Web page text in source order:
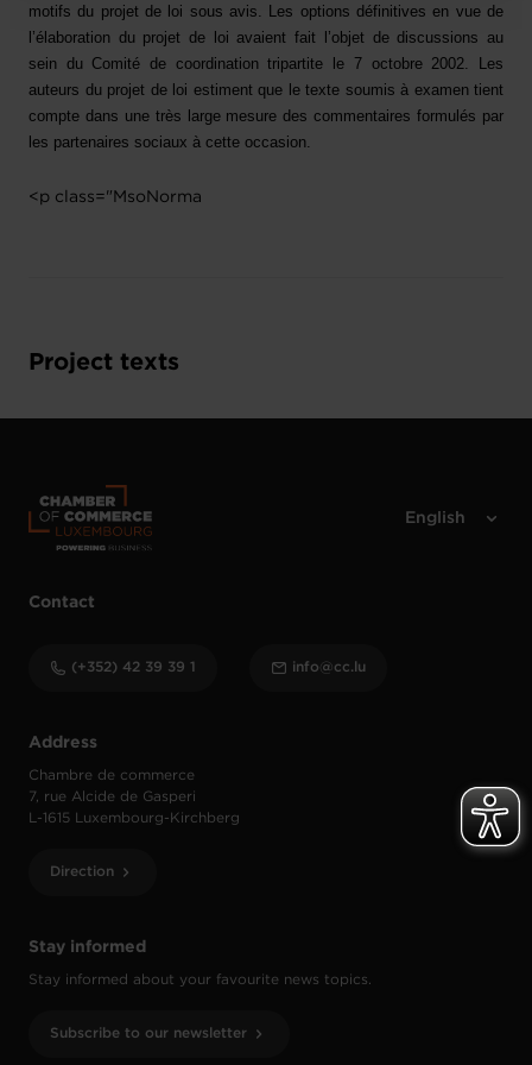
motifs du projet de loi sous avis. Les options définitives en vue de
l’élaboration du projet de loi avaient fait l’objet de discussions au
sein du Comité de coordination tripartite le 7 octobre 2002. Les
auteurs du projet de loi estiment que le texte soumis à examen tient
compte dans une très large mesure des commentaires formulés par
les partenaires sociaux à cette occasion.
<p class="MsoNorma
Project texts
Stay informed
Stay informed about your favourite news topics.
Subscribe to our newsletter
Address
Chambre de commerce
7, rue Alcide de Gasperi
L-1615 Luxembourg-Kirchberg
Direction
Contact
(+352) 42 39 39 1 info@cc.lu